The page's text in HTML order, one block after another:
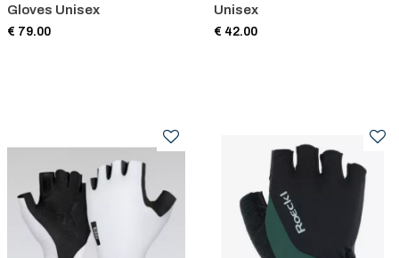
Gloves Unisex
€ 79.00
Unisex
€ 42.00